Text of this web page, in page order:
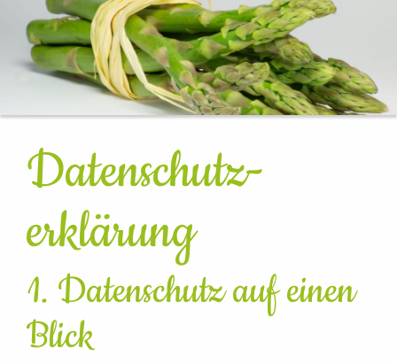
Datenschutz­
erklärung
1. Datenschutz auf einen
Blick